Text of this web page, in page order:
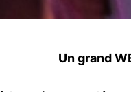
Un grand